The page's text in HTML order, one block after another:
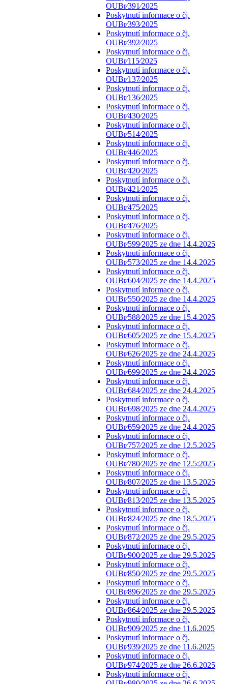
OUBr⁄391⁄2025
Poskytnutí informace o čj.
OUBr⁄393⁄2025
Poskytnutí informace o čj.
OUBr⁄392⁄2025
Poskytnutí informace o čj.
OUBr⁄115⁄2025
Poskytnutí informace o čj.
OUBr⁄137⁄2025
Poskytnutí informace o čj.
OUBr⁄136⁄2025
Poskytnutí informace o čj.
OUBr⁄430⁄2025
Poskytnutí informace o čj.
OUBr⁄514⁄2025
Poskytnutí informace o čj.
OUBr⁄446⁄2025
Poskytnutí informace o čj.
OUBr⁄420⁄2025
Poskytnutí informace o čj.
OUBr⁄421⁄2025
Poskytnutí informace o čj.
OUBr⁄475⁄2025
Poskytnutí informace o čj.
OUBr⁄476⁄2025
Poskytnutí informace o čj.
OUBr⁄599⁄2025 ze dne 14.4.2025
Poskytnutí informace o čj.
OUBr⁄573⁄2025 ze dne 14.4.2025
Poskytnutí informace o čj.
OUBr⁄604⁄2025 ze dne 14.4.2025
Poskytnutí informace o čj.
OUBr⁄550⁄2025 ze dne 14.4.2025
Poskytnutí informace o čj.
OUBr⁄588⁄2025 ze dne 15.4.2025
Poskytnutí informace o čj.
OUBr⁄605⁄2025 ze dne 15.4.2025
Poskytnutí informace o čj.
OUBr⁄626⁄2025 ze dne 24.4.2025
Poskytnutí informace o čj.
OUBr⁄699⁄2025 ze dne 24.4.2025
Poskytnutí informace o čj.
OUBr⁄684⁄2025 ze dne 24.4.2025
Poskytnutí informace o čj.
OUBr⁄698⁄2025 ze dne 24.4.2025
Poskytnutí informace o čj.
OUBr⁄659⁄2025 ze dne 24.4.2025
Poskytnutí informace o čj.
OUBr⁄757⁄2025 ze dne 12.5.2025
Poskytnutí informace o čj.
OUBr⁄780⁄2025 ze dne 12.5:2025
Poskytnutí informace o čj.
OUBr⁄807⁄2025 ze dne 13.5.2025
Poskytnutí informace o čj.
OUBr⁄813⁄2025 ze dne 13.5.2025
Poskytnutí informace o čj.
OUBr⁄824⁄2025 ze dne 18.5.2025
Poskytnutí informace o čj.
OUBr⁄872⁄2025 ze dne 29.5.2025
Poskytnutí informace o čj.
OUBr⁄900⁄2025 ze dne 29.5.2025
Poskytnutí informace o čj.
OUBr⁄850⁄2025 ze dne 29.5.2025
Poskytnutí informace o čj.
OUBr⁄896⁄2025 ze dne 29.5.2025
Poskytnutí informace o čj.
OUBr⁄864⁄2025 ze dne 29.5.2025
Poskytnutí informace o čj.
OUBr⁄909⁄2025 ze dne 11.6.2025
Poskytnutí informace o čj.
OUBr⁄939⁄2025 ze dne 11.6.2025
Poskytnutí informace o čj.
OUBr⁄974⁄2025 ze dne 26.6.2025
Poskytnutí informace o čj.